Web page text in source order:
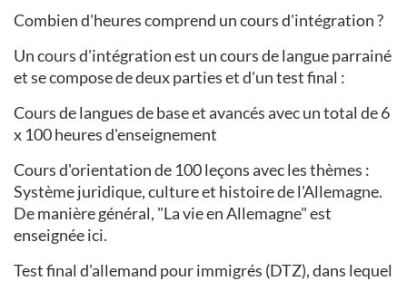
Combien d'heures comprend un cours d'intégration ?
Un cours d'intégration est un cours de langue parrainé
et se compose de deux parties et d'un test final :
Cours de langues de base et avancés avec un total de 6
x 100 heures d'enseignement
Cours d'orientation de 100 leçons avec les thèmes :
Système juridique, culture et histoire de l'Allemagne.
De manière général, "La vie en Allemagne" est
enseignée ici.
Test final d'allemand pour immigrés (DTZ), dans lequel